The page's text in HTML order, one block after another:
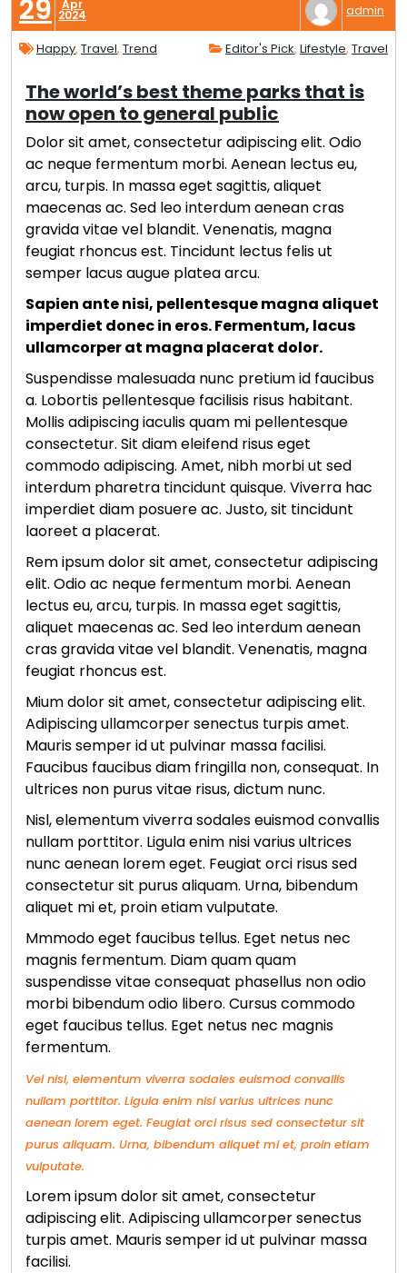
29 Apr
2024 admin
Happy, Travel, Trend Editor's Pick, Lifestyle, Travel
The world’s best theme parks that is
now open to general public
Dolor sit amet, consectetur adipiscing elit. Odio
ac neque fermentum morbi. Aenean lectus eu,
arcu, turpis. In massa eget sagittis, aliquet
maecenas ac. Sed leo interdum aenean cras
gravida vitae vel blandit. Venenatis, magna
feugiat rhoncus est. Tincidunt lectus felis ut
semper lacus augue platea arcu.
Sapien ante nisi, pellentesque magna aliquet
imperdiet donec in eros. Fermentum, lacus
ullamcorper at magna placerat dolor.
Suspendisse malesuada nunc pretium id faucibus
a. Lobortis pellentesque facilisis risus habitant.
Mollis adipiscing iaculis quam mi pellentesque
consectetur. Sit diam eleifend risus eget
commodo adipiscing. Amet, nibh morbi ut sed
interdum pharetra tincidunt quisque. Viverra hac
imperdiet diam posuere ac. Justo, sit tincidunt
laoreet a placerat.
Rem ipsum dolor sit amet, consectetur adipiscing
elit. Odio ac neque fermentum morbi. Aenean
lectus eu, arcu, turpis. In massa eget sagittis,
aliquet maecenas ac. Sed leo interdum aenean
cras gravida vitae vel blandit. Venenatis, magna
feugiat rhoncus est.
Mium dolor sit amet, consectetur adipiscing elit.
Adipiscing ullamcorper senectus turpis amet.
Mauris semper id ut pulvinar massa facilisi.
Faucibus faucibus diam fringilla non, consequat. In
ultrices non purus vitae risus, dictum nunc.
Nisl, elementum viverra sodales euismod convallis
nullam porttitor. Ligula enim nisi varius ultrices
nunc aenean lorem eget. Feugiat orci risus sed
consectetur sit purus aliquam. Urna, bibendum
aliquet mi et, proin etiam vulputate.
Mmmodo eget faucibus tellus. Eget netus nec
magnis fermentum. Diam quam quam
suspendisse vitae consequat phasellus non odio
morbi bibendum odio libero. Cursus commodo
eget faucibus tellus. Eget netus nec magnis
fermentum.
Vel nisl, elementum viverra sodales euismod convallis
nullam porttitor. Ligula enim nisi varius ultrices nunc
aenean lorem eget. Feugiat orci risus sed consectetur sit
purus aliquam. Urna, bibendum aliquet mi et, proin etiam
vulputate.
Lorem ipsum dolor sit amet, consectetur
adipiscing elit. Adipiscing ullamcorper senectus
turpis amet. Mauris semper id ut pulvinar massa
facilisi.